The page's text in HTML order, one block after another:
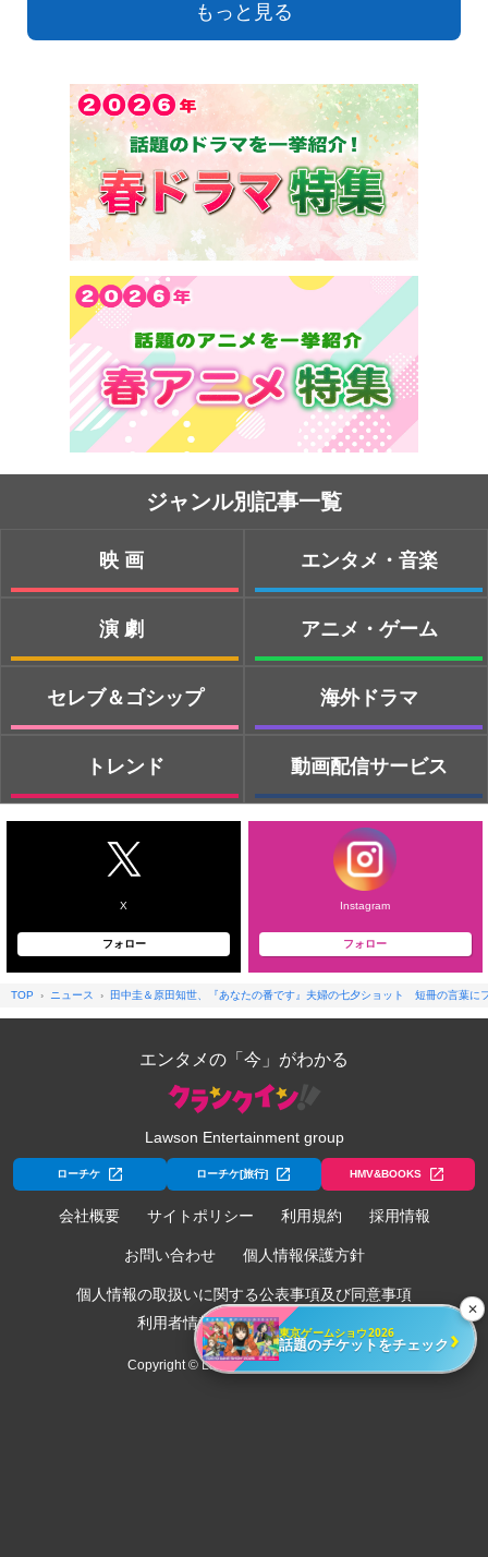
もっと見る
ジャンル別記事一覧
映画
演劇
セレブ＆ゴシップ
トレンド
エンタメ・音楽
アニメ・ゲーム
海外ドラマ
動画配信サービス
X
フォロー
Instagram
フォロー
TOP ニュース 田中圭＆原田知世、『あなたの番です』夫婦の七夕ショット 短冊の言葉に
エンタメの「今」がわかる
Lawson Entertainment group
ローチケ ローチケ[旅行] HMV&BOOKS
会社概要 サイトポリシー 利用規約 採用情報
お問い合わせ 個人情報保護方針
個人情報の取扱いに関する公表事項及び同意事項
利用者情報の外部送信について
Copyright © Lawson Entertainment, Inc.
✕
東京ゲームショウ2026
話題のチケットをチェック ›